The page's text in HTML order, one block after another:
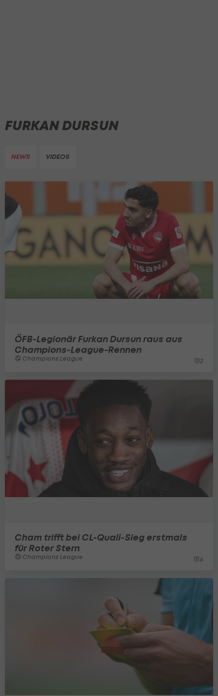
FURKAN DURSUN
NEWS VIDEOS
ÖFB-Legionär Furkan Dursun raus aus
Champions-League-Rennen
Champions League 2
Cham trifft bei CL-Quali-Sieg erstmals
für Roter Stern
Champions League 6